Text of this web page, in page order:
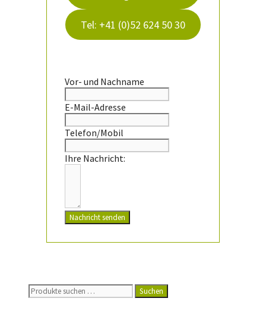
Tel: +41 (0)52 624 50 30
Vor- und Nachname
E-Mail-Adresse
Telefon/Mobil
Ihre Nachricht:
Nachricht senden
Suchen
nach:
Suchen